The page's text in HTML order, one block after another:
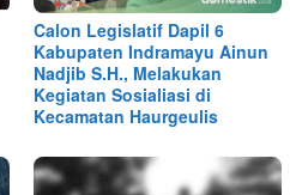
Calon Legislatif Dapil 6
Kabupaten Indramayu Ainun
Nadjib S.H., Melakukan
Kegiatan Sosialiasi di
Kecamatan Haurgeulis